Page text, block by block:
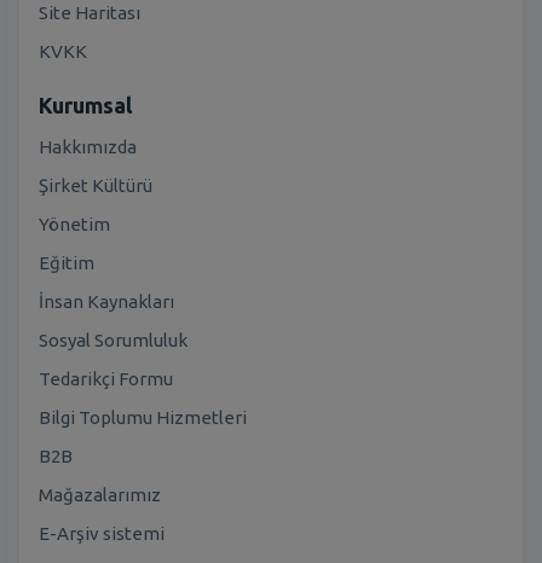
Site Haritası
KVKK
Kurumsal
Hakkımızda
Şirket Kültürü
Yönetim
Eğitim
İnsan Kaynakları
Sosyal Sorumluluk
Tedarikçi Formu
Bilgi Toplumu Hizmetleri
B2B
Mağazalarımız
E-Arşiv sistemi